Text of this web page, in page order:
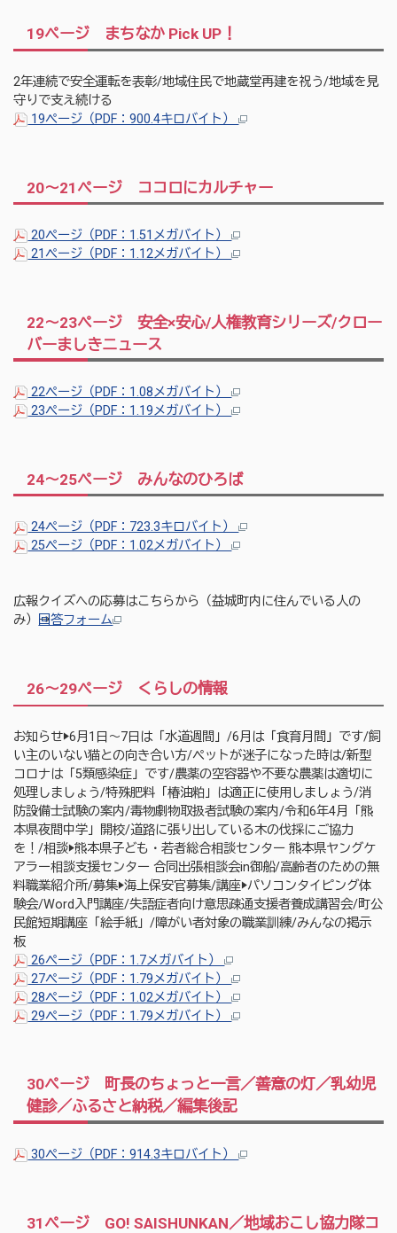
19ページ まちなか Pick UP！
2年連続で安全運転を表彰/地域住民で地蔵堂再建を祝う/地域を見
守りで支え続ける
19ページ（PDF：900.4キロバイト）
20～21ページ ココロにカルチャー
20ページ（PDF：1.51メガバイト）
21ページ（PDF：1.12メガバイト）
22～23ページ 安全×安心/人権教育シリーズ/クロー
バーましきニュース
22ページ（PDF：1.08メガバイト）
23ページ（PDF：1.19メガバイト）
24～25ページ みんなのひろば
24ページ（PDF：723.3キロバイト）
25ページ（PDF：1.02メガバイト）
広報クイズへの応募はこちらから（益城町内に住んでいる人の
み）→ 回答フォーム
26～29ページ くらしの情報
お知らせ▶6月1日～7日は「水道週間」/6月は「食育月間」です/飼
い主のいない猫との向き合い方/ペットが迷子になった時は/新型
コロナは「5類感染症」です/農薬の空容器や不要な農薬は適切に
処理しましょう/特殊肥料「椿油粕」は適正に使用しましょう/消
防設備士試験の案内/毒物劇物取扱者試験の案内/令和6年4月「熊
本県夜間中学」開校/道路に張り出している木の伐採にご協力
を！/相談▶熊本県子ども・若者総合相談センター 熊本県ヤングケ
アラー相談支援センター 合同出張相談会in御船/高齢者のための無
料職業紹介所/募集▶海上保安官募集/講座▶パソコンタイピング体
験会/Word入門講座/失語症者向け意思疎通支援者養成講習会/町公
民館短期講座「絵手紙」/障がい者対象の職業訓練/みんなの掲示
板
26ページ（PDF：1.7メガバイト）
27ページ（PDF：1.79メガバイト）
28ページ（PDF：1.02メガバイト）
29ページ（PDF：1.79メガバイト）
30ページ 町長のちょっと一言／善意の灯／乳幼児
健診／ふるさと納税／編集後記
30ページ（PDF：914.3キロバイト）
31ページ GO! SAISHUNKAN／地域おこし協力隊コ